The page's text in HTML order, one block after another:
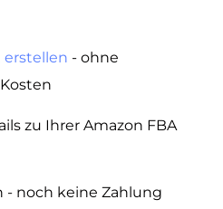
erstellen - ohne
zu Ihrer Amazon FBA
noch keine Zahlung